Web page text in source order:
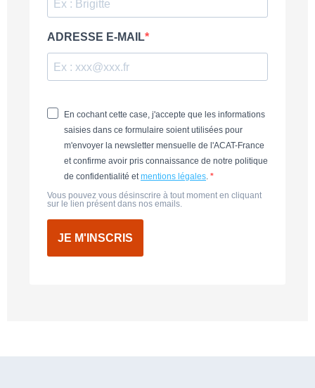
ADRESSE E-MAIL
En cochant cette case, j'accepte que les informations
saisies dans ce formulaire soient utilisées pour
m'envoyer la newsletter mensuelle de l'ACAT-France
et confirme avoir pris connaissance de notre politique
de confidentialité etmentions légales.
Vous pouvez vous désinscrire à tout moment en cliquant
sur le lien présent dans nos emails.
JE M'INSCRIS